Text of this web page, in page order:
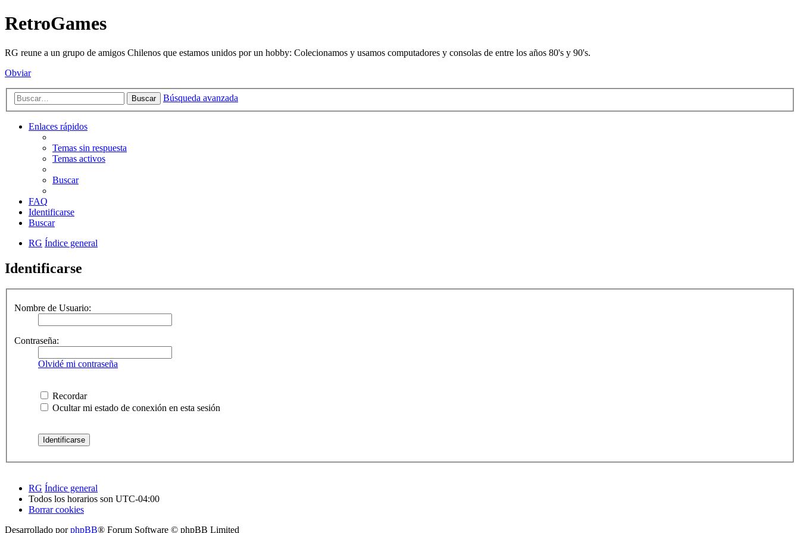
RetroGames
RG reune a un grupo de amigos Chilenos que estamos unidos por un hobby: Colecionamos y usamos computadores y consolas de entre los años 80's y 90's.
Obviar
Buscar Búsqueda avanzada
Enlaces rápidos
Temas sin respuesta
Temas activos
Buscar
FAQ
Identificarse
Buscar
RG Índice general
Identificarse
Nombre de Usuario:
Contraseña:
Olvidé mi contraseña
Recordar
Ocultar mi estado de conexión en esta sesión
RG Índice general
Todos los horarios son UTC-04:00
Borrar cookies
Desarrollado porphpBB® Forum Software © phpBB Limited